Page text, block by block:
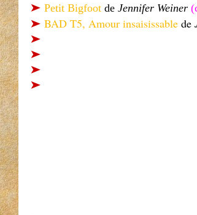
➤ Petit Bigfoot de Jennifer Weiner
➤ BAD T5, Amour insaisissable de
➤
➤
➤
➤